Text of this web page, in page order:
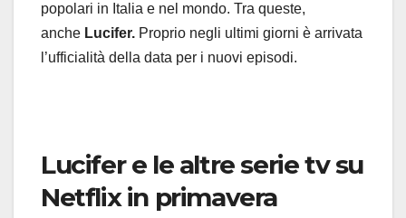
popolari in Italia e nel mondo. Tra queste,
anche Lucifer. Proprio negli ultimi giorni è arrivata
l’ufficialità della data per i nuovi episodi.
Lucifer e le altre serie tv su
Netflix in primavera